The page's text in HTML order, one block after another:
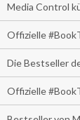
Media Control
Offizielle
Die Bestseller
Offizielle